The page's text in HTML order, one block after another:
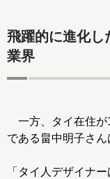
飛躍的に進化し
業界
一方、タイ在住が
である畠中明子さん
「タイ人デザイナ